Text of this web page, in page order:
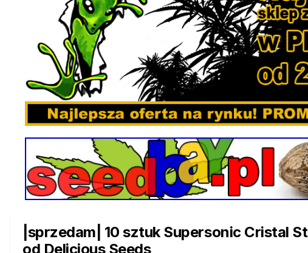
|sprzedam| 10 sztuk Supersonic Cristal
od Delicious Seeds